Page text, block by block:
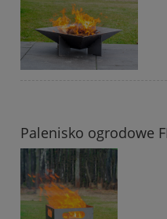
Palenisko ogrodowe